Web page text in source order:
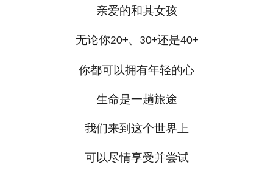
亲爱的和其女孩
无论你20+、 30+还是40+
你都可以拥有年轻的心
生命是一趟旅途
我们来到这个世界上
可以尽情享受并尝试